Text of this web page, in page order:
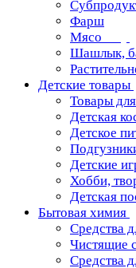
Фарш
Мясо
Шашлык,
Детские товары
Товары
Детская
Детское
Детские
Хобби,
Детская
Бытовая химия
Средства
Чистящие
Средства